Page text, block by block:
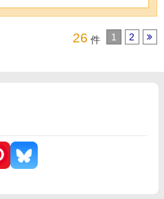
26 件 1 2